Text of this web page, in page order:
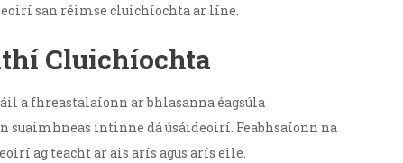
san réimse cluichíochta ar líne.
Cluichíochta
a fhreastalaíonn ar bhlasanna éagsúla
intinne dá úsáideoirí. Feabhsaíonn na
ag teacht ar ais arís agus arís eile.